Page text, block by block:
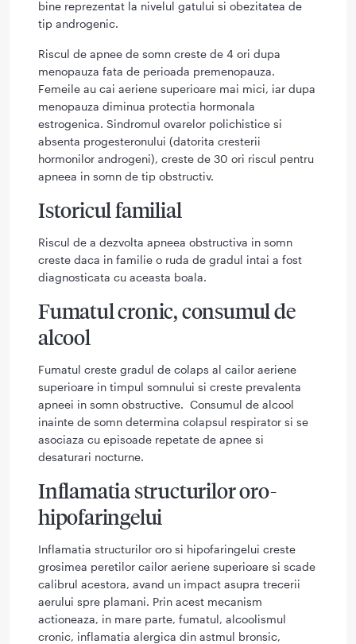
bine reprezentat la nivelul gatului si obezitatea de
tip androgenic.
Riscul de apnee de somn creste de 4 ori dupa
menopauza fata de perioada premenopauza.
Femeile au cai aeriene superioare mai mici, iar dupa
menopauza diminua protectia hormonala
estrogenica. Sindromul ovarelor polichistice si
absenta progesteronului (datorita cresterii
hormonilor androgeni), creste de 30 ori riscul pentru
apneea in somn de tip obstructiv.
Istoricul familial
Riscul de a dezvolta apneea obstructiva in somn
creste daca in familie o ruda de gradul intai a fost
diagnosticata cu aceasta boala.
Fumatul cronic, consumul de
alcool
Fumatul creste gradul de colaps al cailor aeriene
superioare in timpul somnului si creste prevalenta
apneei in somn obstructive. Consumul de alcool
inainte de somn determina colapsul respirator si se
asociaza cu episoade repetate de apnee si
desaturari nocturne.
Inflamatia structurilor oro-
hipofaringelui
Inflamatia structurilor oro si hipofaringelui creste
grosimea peretilor cailor aeriene superioare si scade
calibrul acestora, avand un impact asupra trecerii
aerului spre plamani. Prin acest mecanism
actioneaza, in mare parte, fumatul, alcoolismul
cronic, inflamatia alergica din astmul bronsic,